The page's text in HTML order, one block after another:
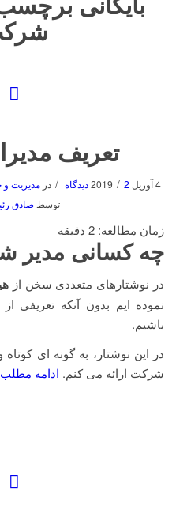
تعریف
4 آوریل 2019 / 2 دیدگاه / در مدیریت
توسطصادق
زمان مطالعه: 2 دقیقه
چه کسانی مدیر
در نوشتارهای متعددی سخن از
نموده ایم بدون آنکه تعریفی
باشیم.
در این نوشتار، به گونه ای
شرکت ارائه می کنم. ادامه مطلب